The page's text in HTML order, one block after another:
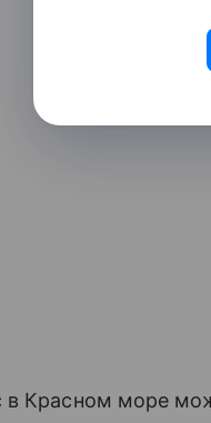
в Красном море